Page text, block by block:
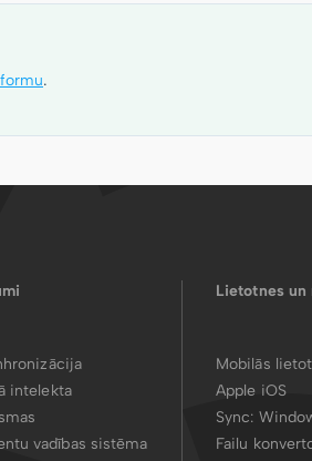
.
intelekta
vadības sistēma
Lietotnes un
Mobilās
Apple iOS
Sync:
Failu